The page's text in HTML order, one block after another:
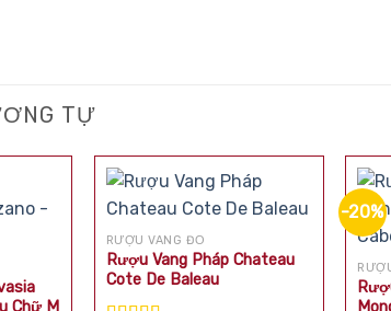
TỰ
Chữ M
RƯỢU VANG ĐỎ
Rượu Vang Pháp Chateau
Cote De Baleau
-20%